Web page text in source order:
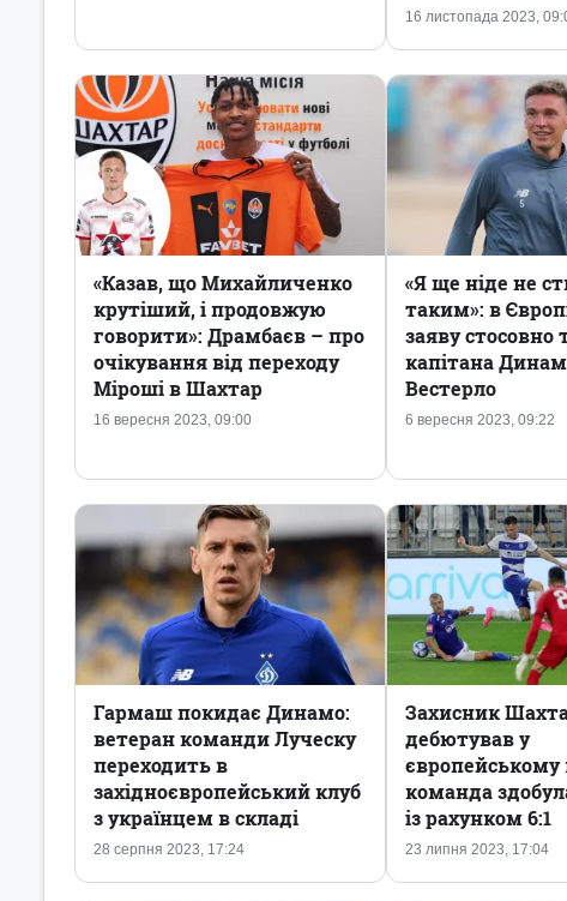
16 листопада 2023,
16 вересня 2023, 09:00
«Казав, що Михайличенко
крутіший, і продовжую
говорити»: Драмбаєв – про
очікування від переходу
Міроші в Шахтар
6 вересня 2023, 09:22
«Я ще ніде не
таким»: в
заяву стосовно
капітана
Вестерло
28 серпня 2023, 17:24
Гармаш покидає Динамо:
ветеран команди Луческу
переходить в
західноєвропейський клуб
з українцем в складі
23 липня 2023, 17:04
Захисник
дебютував у
європейському
команда
із рахунком 6:1